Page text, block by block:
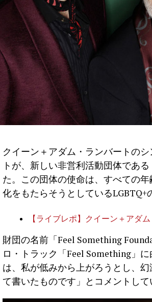
クイーン＋アダム・ランバートの
トが、新しい非営利活動団体である
た。この団体の使命は、すべての
化をもたらそうとしているLGBTQ+
【ライブレポ】クイーン＋アダ
財団の名前「Feel Something
ロ・トラック「Feel Something」
は、私が低みから上がろうとし、
て書いたものです」とコメントして